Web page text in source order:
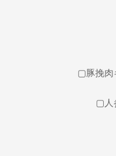
▢豚挽肉
▢人